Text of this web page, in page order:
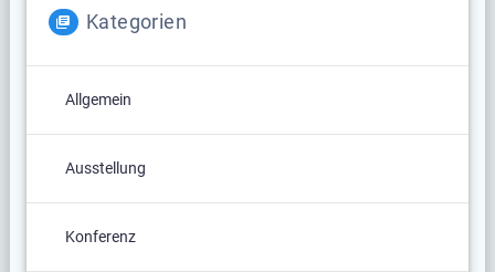
Kategorien
Allgemein
Ausstellung
Konferenz